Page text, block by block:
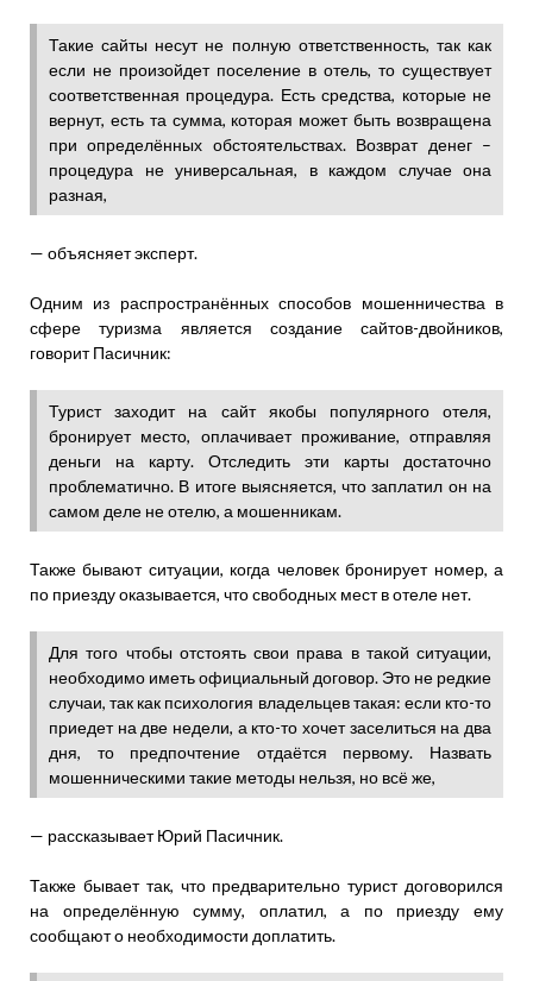
Такие сайты несут не полную ответственность, так как
если не произойдет поселение в отель, то существует
соответственная процедура. Есть средства, которые не
вернут, есть та сумма, которая может быть возвращена
при определённых обстоятельствах. Возврат денег –
процедура не универсальная, в каждом случае она
разная,
— объясняет эксперт.
Одним из распространённых способов мошенничества в
сфере туризма является создание сайтов-двойников,
говорит Пасичник:
Турист заходит на сайт якобы популярного отеля,
бронирует место, оплачивает проживание, отправляя
деньги на карту. Отследить эти карты достаточно
проблематично. В итоге выясняется, что заплатил он на
самом деле не отелю, а мошенникам.
Также бывают ситуации, когда человек бронирует номер, а
по приезду оказывается, что свободных мест в отеле нет.
Для того чтобы отстоять свои права в такой ситуации,
необходимо иметь официальный договор. Это не редкие
случаи, так как психология владельцев такая: если кто-то
приедет на две недели, а кто-то хочет заселиться на два
дня, то предпочтение отдаётся первому. Назвать
мошенническими такие методы нельзя, но всё же,
— рассказывает Юрий Пасичник.
Также бывает так, что предварительно турист договорился
на определённую сумму, оплатил, а по приезду ему
сообщают о необходимости доплатить.